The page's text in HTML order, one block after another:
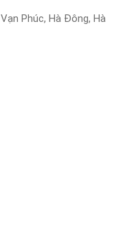
Phúc, Hà Đông, Hà